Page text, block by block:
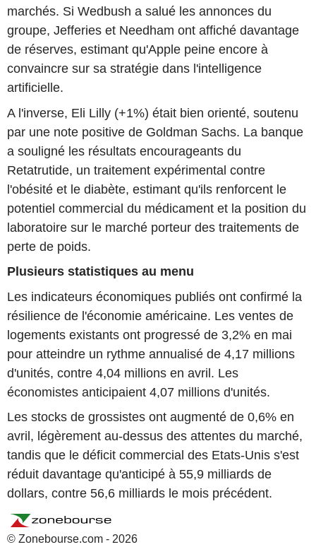
marchés. Si Wedbush a salué les annonces du
groupe, Jefferies et Needham ont affiché davantage
de réserves, estimant qu'Apple peine encore à
convaincre sur sa stratégie dans l'intelligence
artificielle.
A l'inverse, Eli Lilly (+1%) était bien orienté, soutenu
par une note positive de Goldman Sachs. La banque
a souligné les résultats encourageants du
Retatrutide, un traitement expérimental contre
l'obésité et le diabète, estimant qu'ils renforcent le
potentiel commercial du médicament et la position du
laboratoire sur le marché porteur des traitements de
perte de poids.
Plusieurs statistiques au menu
Les indicateurs économiques publiés ont confirmé la
résilience de l'économie américaine. Les ventes de
logements existants ont progressé de 3,2% en mai
pour atteindre un rythme annualisé de 4,17 millions
d'unités, contre 4,04 millions en avril. Les
économistes anticipaient 4,07 millions d'unités.
Les stocks de grossistes ont augmenté de 0,6% en
avril, légèrement au-dessus des attentes du marché,
tandis que le déficit commercial des Etats-Unis s'est
réduit davantage qu'anticipé à 55,9 milliards de
dollars, contre 56,6 milliards le mois précédent.
© Zonebourse.com - 2026